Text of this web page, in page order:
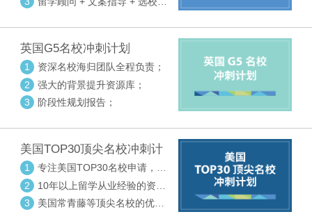
英国G5名校冲刺计划
1
资深名校海归团队全程负责；
2
强大的背景提升资源库；
3
阶段性规划报告；
美国TOP30顶尖名校冲刺计
划
1
专注美国TOP30名校申请，高
度个性化指导
2
10年以上留学从业经验的资深
中方顾问
3
美国常青藤等顶尖名校的优秀